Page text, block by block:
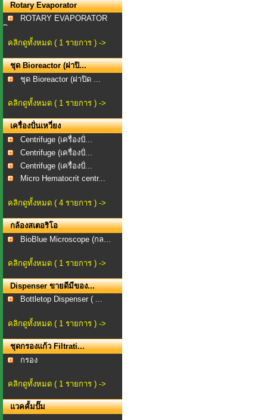
Rotary Evaporator
ROTARY EVAPORATOR
Bra...
คลิกดูทั้งหมด ( 1 รายการ ) ->
ชุด Bioreactor (ฝาปิ...
ชุด Bioreactor (ฝาปิด ...
คลิกดูทั้งหมด ( 1 รายการ ) ->
เครื่องปั่นเหวี่ยง
Centrifuge (เครื่องปั่...
Centrifuge (เครื่องปั่...
Centrifuge (เครื่องปั่...
Micro Hematocrit centr...
คลิกดูทั้งหมด ( 4 รายการ ) ->
กล้องสเตอริโอ
BioBlue Microscope (กล...
คลิกดูทั้งหมด ( 1 รายการ ) ->
Dispenser ขายดีมีของ...
Bottletop Dispenser ( ...
คลิกดูทั้งหมด ( 1 รายการ ) ->
ชุดกรองแก้ว Filtrati...
กรอง
คลิกดูทั้งหมด ( 1 รายการ ) ->
แวคคั้มปั๊ม